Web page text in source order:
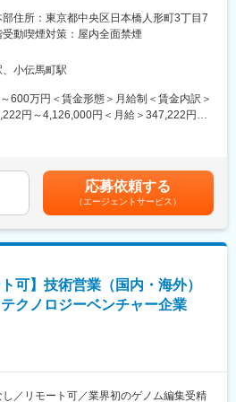
産現場の担当者とやり取りを重ねていきま
ラフ画）を形にすることから始めること
き合いをしていきます。
は、一人当たり20～30社を担当
な取引基盤を築いています！
業界大手企業と安定して取引を行っていま
ェクトがメディアに出るチャンスも！
。取引先と中長期にわたるプロジェクト
める業務
を開発し、世界の食糧問題を解決する」
と、地球環境の急激な変化に伴う食料生産
球規模の課題に対応しています。
先端テクノロジーを組み合わせることで、
し、国内外での展開を進めています。
や大手種苗会社だけが行ってきた放射線
、さまざまな企業が利用できるようになり
に広め、さらに多くの企業との連携を進
ております。
の問い合わせに対する提案営業
部住所：東京都中央区日本橋人形町3丁目7
動喫煙対策：屋内全面禁煙
小伝馬町駅
600万円＜賃金形態＞月給制＜賃金内訳＞
円～4,126,000円＜月給＞347,222円～
応募依頼する
（エージェントサービス）
可】技術営業（国内・海外）
クノロジーベンチャー企業
し／リモート可／業界初のゲノム編集受精